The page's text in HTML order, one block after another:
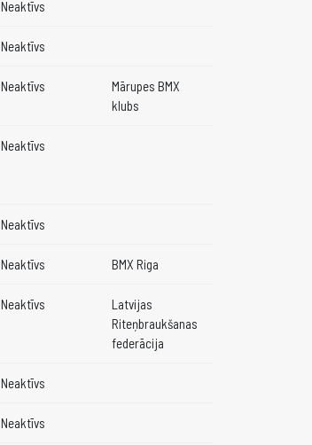
Neaktīvs
Neaktīvs
Neaktīvs
Mārupes BMX
klubs
Neaktīvs
Neaktīvs
Neaktīvs BMX Riga
Neaktīvs
Latvijas
Riteņbraukšanas
federācija
Neaktīvs
Neaktīvs